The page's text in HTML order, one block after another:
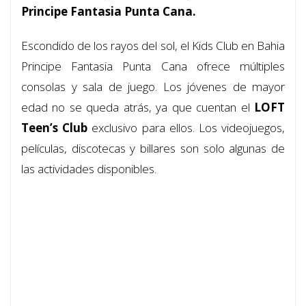
Principe Fantasia Punta Cana.
Escondido de los rayos del sol, el Kids Club en Bahia
Principe Fantasia Punta Cana ofrece múltiples
consolas y sala de juego. Los jóvenes de mayor
edad no se queda atrás, ya que cuentan el LOFT
Teen’s Club exclusivo para ellos. Los videojuegos,
películas, discotecas y billares son solo algunas de
las actividades disponibles.